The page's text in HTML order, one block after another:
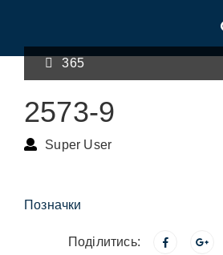
365
2573-9
Super User
Позначки
Поділитись: